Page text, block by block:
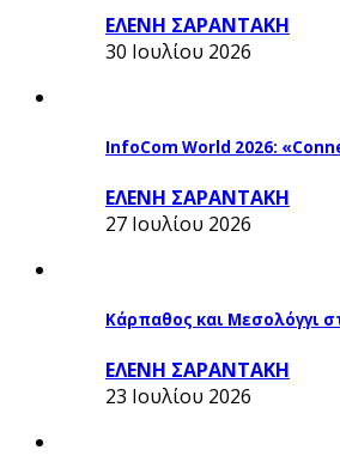
ΕΛΕΝΗ ΣΑΡΑΝΤΑΚΗ
30 Ιουλίου 2026
InfoCom World 2026:
ΕΛΕΝΗ ΣΑΡΑΝΤΑΚΗ
27 Ιουλίου 2026
Κάρπαθος και Μεσολόγγι
ΕΛΕΝΗ ΣΑΡΑΝΤΑΚΗ
23 Ιουλίου 2026